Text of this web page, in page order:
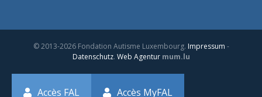
© 2013-2026 Fondation Autisme Luxembourg. Impressum -
Datenschutz. Web Agentur mum.lu
Accès FAL Accès MyFAL